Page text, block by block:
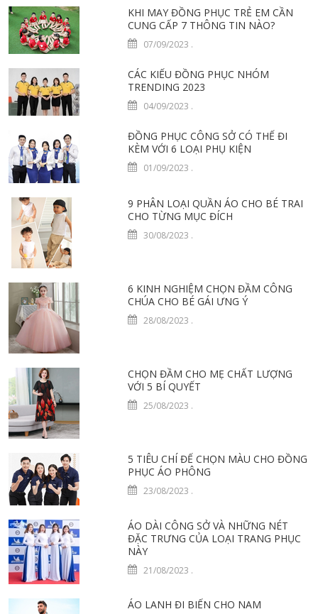
KHI MAY ĐỒNG PHỤC TRẺ EM CẦN
CUNG CẤP 7 THÔNG TIN NÀO?
07/09/2023 .
CÁC KIỂU ĐỒNG PHỤC NHÓM
TRENDING 2023
04/09/2023 .
ĐỒNG PHỤC CÔNG SỞ CÓ THỂ ĐI
KÈM VỚI 6 LOẠI PHỤ KIỆN
01/09/2023 .
9 PHÂN LOẠI QUẦN ÁO CHO BÉ TRAI
CHO TỪNG MỤC ĐÍCH
30/08/2023 .
6 KINH NGHIỆM CHỌN ĐẦM CÔNG
CHÚA CHO BÉ GÁI ƯNG Ý
28/08/2023 .
CHỌN ĐẦM CHO MẸ CHẤT LƯỢNG
VỚI 5 BÍ QUYẾT
25/08/2023 .
5 TIÊU CHÍ ĐỂ CHỌN MÀU CHO ĐỒNG
PHỤC ÁO PHÔNG
23/08/2023 .
ÁO DÀI CÔNG SỞ VÀ NHỮNG NÉT
ĐẶC TRƯNG CỦA LOẠI TRANG PHỤC
NÀY
21/08/2023 .
ÁO LANH ĐI BIỂN CHO NAM